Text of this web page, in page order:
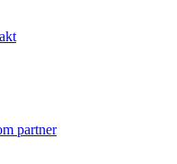
partner